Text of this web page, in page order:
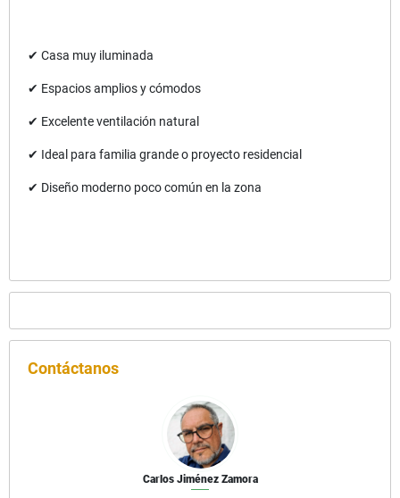
✔ Casa muy iluminada
✔ Espacios amplios y cómodos
✔ Excelente ventilación natural
✔ Ideal para familia grande o proyecto residencial
✔ Diseño moderno poco común en la zona
Contáctanos
Carlos Jiménez Zamora